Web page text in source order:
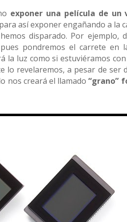
exponer una película de un
así exponer engañando a la
disparado. Por ejemplo,
pondremos el carrete en
la luz como si estuviéramos
lo revelaremos, a pesar de ser
nos creará el llamado “grano”